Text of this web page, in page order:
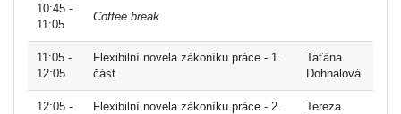
10:45 -
11:05
Coffee break
11:05 -
12:05
Flexibilní novela zákoníku práce - 1.
část
Taťána
Dohnalová
12:05 -
Flexibilní novela zákoníku práce - 2.
Tereza